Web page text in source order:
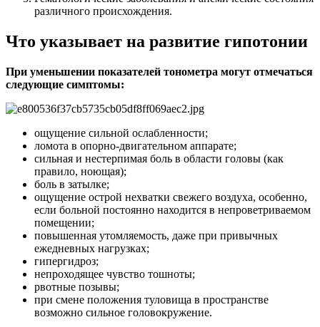
различного происхождения.
Что указывает на развитие гипотонии
При уменьшении показателей тонометра могут отмечаться
следующие симптомы:
ощущение сильной ослабленности;
ломота в опорно-двигательном аппарате;
сильная и нестерпимая боль в области головы (как
правило, ноющая);
боль в затылке;
ощущение острой нехватки свежего воздуха, особенно,
если больной постоянно находится в непроветриваемом
помещении;
повышенная утомляемость, даже при привычных
ежедневных нагрузках;
гипергидроз;
непроходящее чувство тошноты;
рвотные позывы;
при смене положения туловища в пространстве
возможно сильное головокружение.